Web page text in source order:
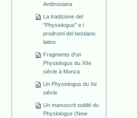
Ambrosiana
La tradizione del
"Physiologus" e i
prodromi del bestiario
latino
Fragments d'un
Physiologus du XIIe
siècle à Monza
Un Physiologus du Xe
siècle
Un manuscrit oublié du
Physiologus (New